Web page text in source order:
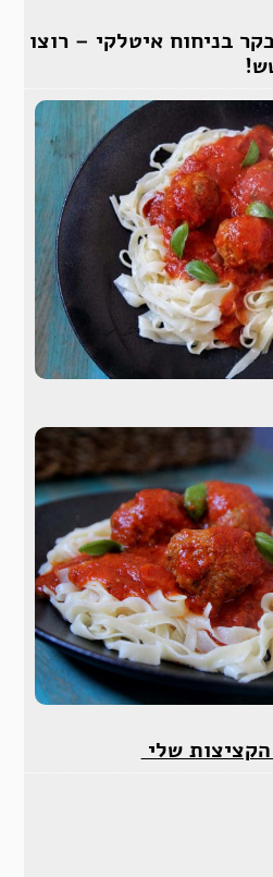
בניחוח איטלקי – רוצו
שלי